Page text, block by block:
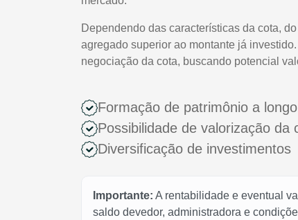
Dependendo das características da cota,
agregado superior ao montante já
negociação da cota, buscando potencial
Formação de patrimônio a
Possibilidade de valorização da
Diversificação de investimentos
Importante: A rentabilidade e eventual
saldo devedor, administradora e